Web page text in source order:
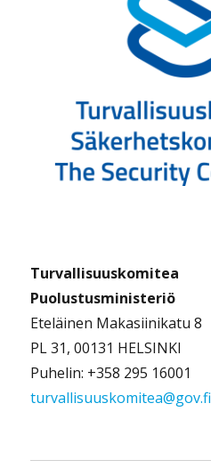
Turvallisuuskomitea
Puolustusministeriö
Eteläinen Makasiinikatu 8
PL 31, 00131 HELSINKI
Puhelin: +358 295 16001
turvallisuuskomitea@gov.fi